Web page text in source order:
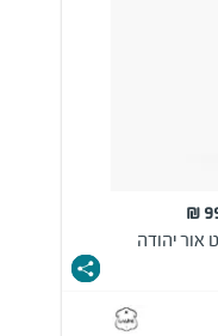
אור יהודה